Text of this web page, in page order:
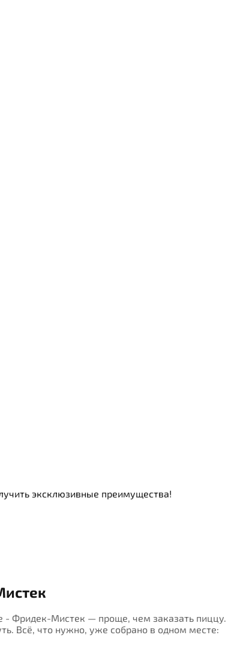
эксклюзивные преимущества!
- Фридек-Мистек — проще, чем заказать пиццу.
Всё, что нужно, уже собрано в одном месте: